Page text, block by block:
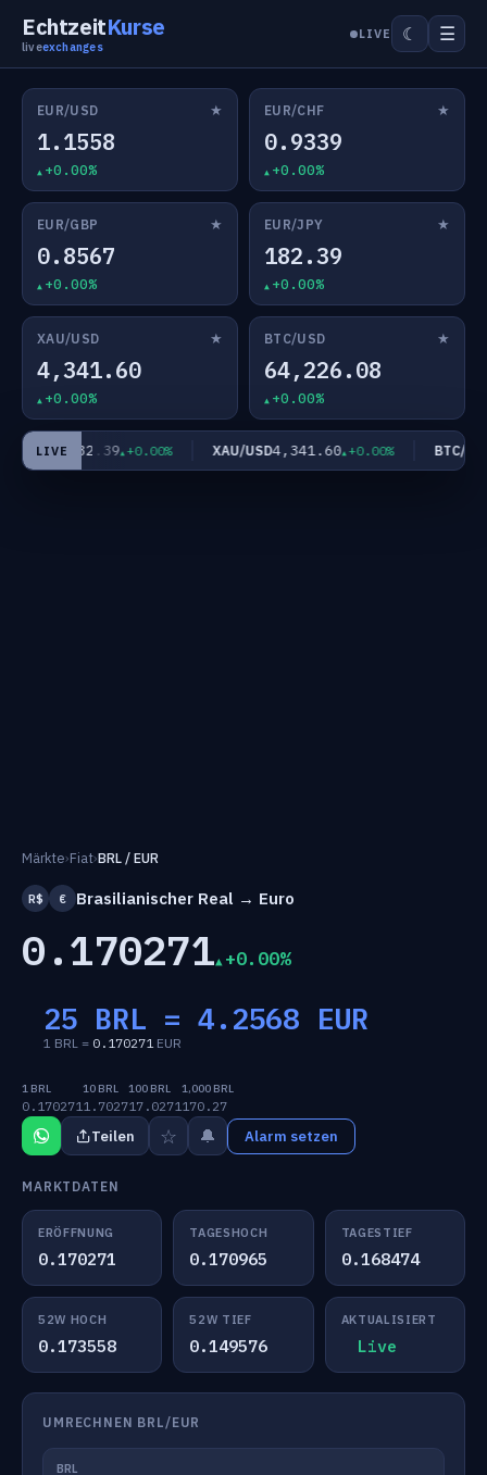
EchtzeitKurse
liveexchanges
LIVE ☾ ☰
EUR/USD ★
1.1558
+0.00%
EUR/CHF ★
0.9339
+0.00%
EUR/GBP ★
0.8567
+0.00%
EUR/JPY ★
182.39
+0.00%
XAU/USD ★
4,341.60
+0.00%
BTC/USD ★
64,226.08
+0.00%
LIVE
EUR/JPY182.39 +0.00% XAU/USD4,341.60 +0.00% BTC/USD
Märkte›Fiat›BRL / EUR
R$ € Brasilianischer Real → Euro
0.170271 +0.00%
25 BRL = 4.2568 EUR
1 BRL = 0.170271EUR
1 BRL
0.170271
10 BRL
1.7027
100 BRL
17.0271
1,000 BRL
170.27
Teilen ☆ 🔔 Alarm setzen
MARKTDATEN
ERÖFFNUNG
0.170271
TAGESHOCH
0.170965
TAGESTIEF
0.168474
52W HOCH
0.173558
52W TIEF
0.149576
AKTUALISIERT
Live
UMRECHNEN BRL/EUR
BRL